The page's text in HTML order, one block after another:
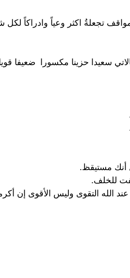
تجعلةُ اكثر وعياً وادراكاً
سعيدا حزينا مكسورا ضعيفا
أنك مستيقظ.
للخلف.
التقوى وليس الأقوى إن